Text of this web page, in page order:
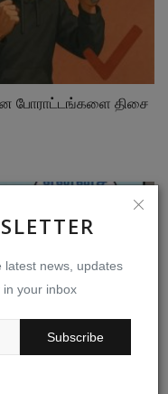
latest news, updates
your inbox
Subscribe
போராட்டங்களை திசை